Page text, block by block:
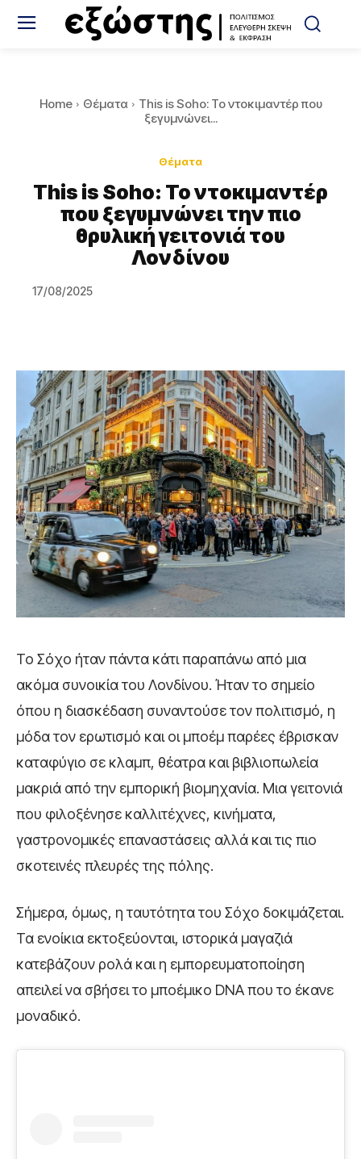
Home Θέματα
This is Soho: Το ντοκιμαντέρ που
ξεγυμνώνει...
Θέματα
This is Soho: Το ντοκιμαντέρ
που ξεγυμνώνει την πιο
θρυλική γειτονιά του
Λονδίνου
17/08/2025
Το Σόχο ήταν πάντα κάτι παραπάνω από μια
ακόμα συνοικία του Λονδίνου. Ήταν το σημείο
όπου η διασκέδαση συναντούσε τον πολιτισμό, η
μόδα τον ερωτισμό και οι μποέμ παρέες έβρισκαν
καταφύγιο σε κλαμπ, θέατρα και βιβλιοπωλεία
μακριά από την εμπορική βιομηχανία. Μια γειτονιά
που φιλοξένησε καλλιτέχνες, κινήματα,
γαστρονομικές επαναστάσεις αλλά και τις πιο
σκοτεινές πλευρές της πόλης.
Σήμερα, όμως, η ταυτότητα του Σόχο δοκιμάζεται.
Τα ενοίκια εκτοξεύονται, ιστορικά μαγαζιά
κατεβάζουν ρολά και η εμπορευματοποίηση
απειλεί να σβήσει το μποέμικο DNA που το έκανε
μοναδικό.